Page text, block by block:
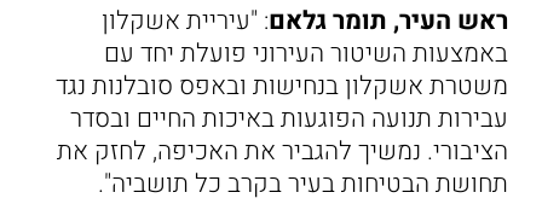
ראש העיר, תומר גלאם: "עיריית אשקלון
באמצעות השיטור העירוני פועלת יחד עם
משטרת אשקלון בנחישות ובאפס סובלנות נגד
עבירות תנועה הפוגעות באיכות החיים ובסדר
הציבורי. נמשיך להגביר את האכיפה, לחזק את
תחושת הבטיחות בעיר בקרב כל תושביה".